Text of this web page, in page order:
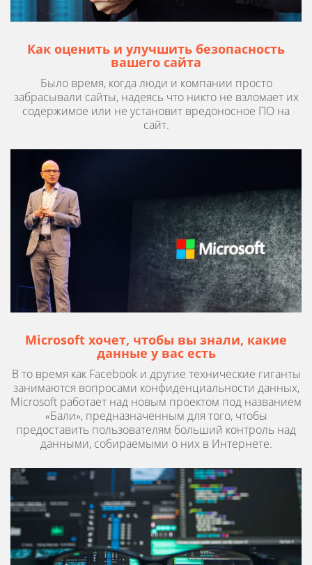
Как оценить и улучшить безопасность
вашего сайта
Было время, когда люди и компании просто
забрасывали сайты, надеясь что никто не взломает их
содержимое или не установит вредоносное ПО на
сайт.
Microsoft хочет, чтобы вы знали, какие
данные у вас есть
В то время как Facebook и другие технические гиганты
занимаются вопросами конфиденциальности данных,
Microsoft работает над новым проектом под названием
«Бали», предназначенным для того, чтобы
предоставить пользователям больший контроль над
данными, собираемыми о них в Интернете.